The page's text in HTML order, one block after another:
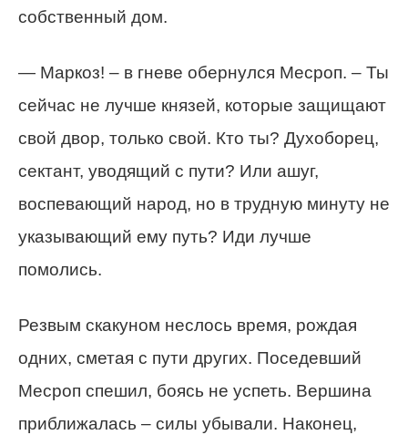
собственный дом.
— Маркоз! – в гневе обернулся Месроп. – Ты
сейчас не лучше князей, которые защищают
свой двор, только свой. Кто ты? Духоборец,
сектант, уводящий с пути? Или ашуг,
воспевающий народ, но в трудную минуту не
указывающий ему путь? Иди лучше
помолись.
Резвым скакуном неслось время, рождая
одних, сметая с пути других. Поседевший
Месроп спешил, боясь не успеть. Вершина
приближалась – силы убывали. Наконец,